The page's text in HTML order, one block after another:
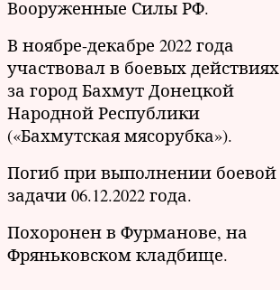
Вооруженные Силы РФ.
В ноябре-декабре 2022 года
участвовал в боевых действиях
за город Бахмут Донецкой
Народной Республики
(«Бахмутская мясорубка»).
Погиб при выполнении боевой
задачи 06.12.2022 года.
Похоронен в Фурманове, на
Фряньковском кладбище.